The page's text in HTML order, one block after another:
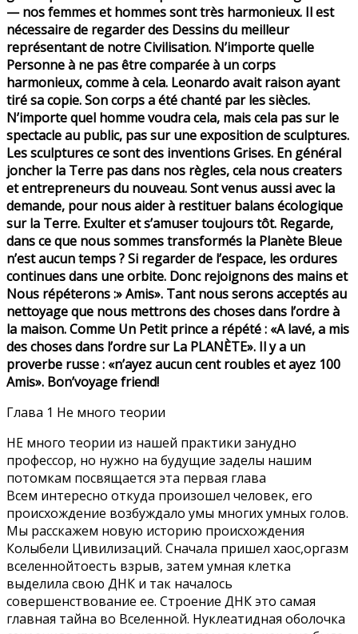
— nos femmes et hommes sont très harmonieux. Il est
nécessaire de regarder des Dessins du meilleur
représentant de notre Civilisation. N’importe quelle
Personne à ne pas être comparée à un corps
harmonieux, comme à cela. Leonardo avait raison ayant
tiré sa copie. Son corps a été chanté par les siècles.
N’importe quel homme voudra cela, mais cela pas sur le
spectacle au public, pas sur une exposition de sculptures.
Les sculptures ce sont des inventions Grises. En général
joncher la Terre pas dans nos règles, cela nous creaters
et entrepreneurs du nouveau. Sont venus aussi avec la
demande, pour nous aider à restituer balans écologique
sur la Terre. Exulter et s’amuser toujours tôt. Regarde,
dans ce que nous sommes transformés la Planète Bleue
n’est aucun temps ? Si regarder de l’espace, les ordures
continues dans une orbite. Donc rejoignons des mains et
Nous répéterons :» Amis». Tant nous serons acceptés au
nettoyage que nous mettrons des choses dans l’ordre à
la maison. Comme Un Petit prince a répété : «A lavé, a mis
des choses dans l’ordre sur La PLANÈTE». Il y a un
proverbe russe : «n’ayez aucun cent roubles et ayez 100
Amis». Bon’voyage friend!
Глава 1 Не много теории
НЕ много теории из нашей практики занудно
профессор, но нужно на будущие заделы нашим
потомкам посвящается эта первая глава
Всем интересно откуда произошел человек, его
происхождение возбуждало умы многих умных голов.
Мы расскажем новую историю происхождения
Колыбели Цивилизаций. Сначала пришел хаос,оргазм
вселеннойтоесть взрыв, затем умная клетка
выделила свою ДНК и так началось
совершенcтвование ее. Строение ДНК это самая
главная тайна во Вселенной. Нуклеатидная оболочка